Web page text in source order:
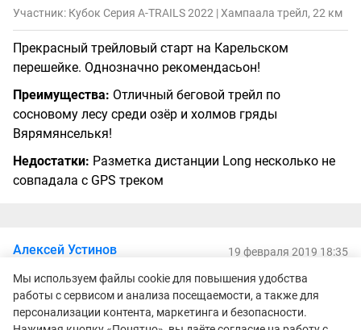
Участник: Кубок Серия A-TRAILS 2022 | Хампаала трейл, 22 км
Прекрасный трейловый старт на Карельском
перешейке. Однозначно рекомендасьон!
Преимущества: Отличный беговой трейл по
сосновому лесу среди озёр и холмов гряды
Вярямянселькя!
Недостатки: Разметка дистанции Long несколько не
совпадала с GPS треком
Алексей Устинов
Оценки: 5 5
19 февраля 2019 18:35
Участник: Кубок Серия A-TRAILS 2019 | Петяярви трейл, 24 км
Мы используем файлы cookie для повышения удобства
работы с сервисом и анализа посещаемости, а также для
персонализации контента, маркетинга и безопасности.